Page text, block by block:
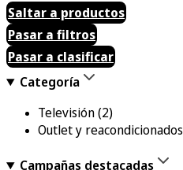
Saltar a productos
Pasar a filtros
Pasar a clasificar
Categoría
Televisión(2)
Outlet y reacondicionados
Campañas destacadas